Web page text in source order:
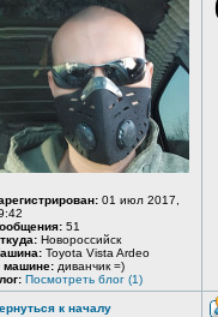
01 июл 2017,
51
Новороссийск
Toyota Vista Ardeo
машине: диванчик =)
Посмотреть блог (1)
к началу